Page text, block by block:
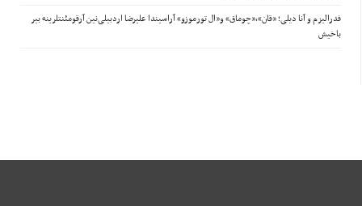
فدرالیزم و آنا دیلی؛ «قان»،«چوماق» و«ال تورموزو» آراسیندا علیرضا اردبیلی‌نین آرقومئنتلرینه بیر
باخیش